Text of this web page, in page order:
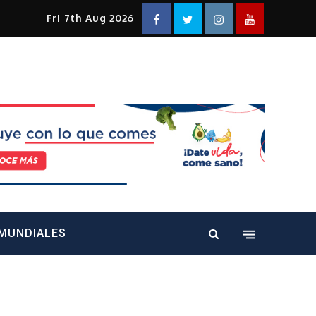
Fri 7th Aug 2026 FacebookTwitterInstagramYouTube